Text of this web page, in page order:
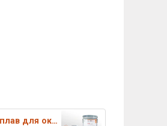
Клей-расплав для окутывания Jo